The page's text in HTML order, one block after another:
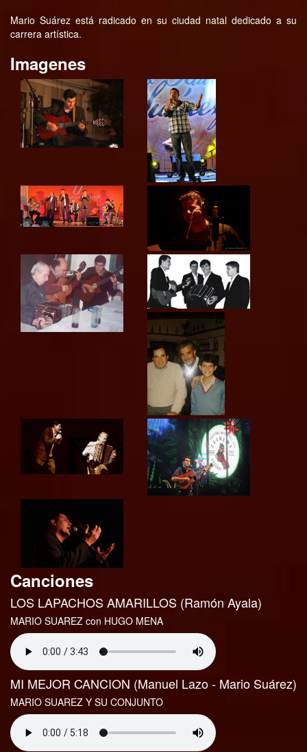
Mario Suárez está radicado en su ciudad natal dedicado a su
carrera artística.
Imagenes
Canciones
LOS LAPACHOS AMARILLOS (Ramón Ayala)
MARIO SUAREZ con HUGO MENA
MI MEJOR CANCION (Manuel Lazo - Mario Suárez)
MARIO SUAREZ Y SU CONJUNTO